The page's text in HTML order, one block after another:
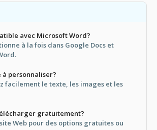
avec Microsoft Word?
à la fois dans Google Docs et
à personnaliser?
facilement le texte, les images et les
gratuitement?
Web pour des options gratuites ou